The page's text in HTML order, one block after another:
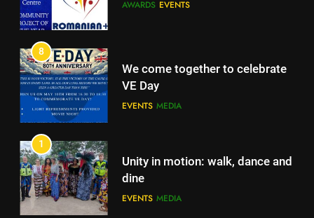
EVENTS MEDIA
VE Day
EVENTS MEDIA
dine
EVENTS